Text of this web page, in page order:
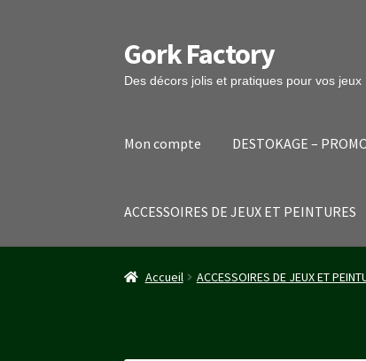
Aller
à
la
Aller
au
contenu
Gork Factory
Des décors jolis et pratiques pour vos jeux
Mon compte DESTOKAGE –
ACCESSOIRES DE JEUX ET PEINTURES
Accueil CGV Mon compte Panier Stripe
Accueil ACCESSOIRES DE JEUX ET